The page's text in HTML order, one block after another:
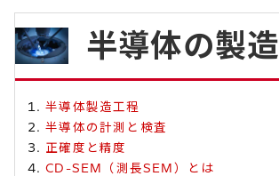
半導体の製造
半導体製造工程
半導体の計測と検査
正確度と精度
CD-SEM（測長SEM）とは